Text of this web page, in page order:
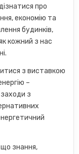
про
економію та
будинків,
кожний з нас
з виставкою
–
з
знання,